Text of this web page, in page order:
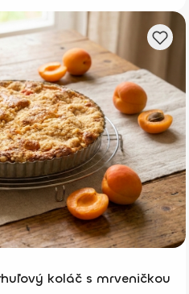
koláč s mrveničkou